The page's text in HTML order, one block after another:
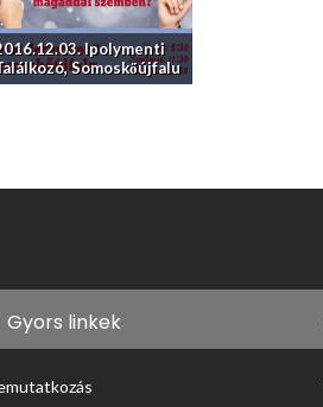
Ipolymenti
Somoskőújfalu
Gyors linkek